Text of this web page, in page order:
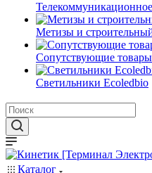
Метизы и
Сопутствующие товары
Светильники Ecoledbio
Каталог